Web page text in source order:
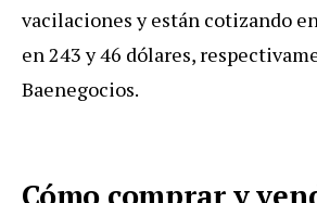
vacilaciones y están cotizando
en 243 y 46 dólares,
Baenegocios.